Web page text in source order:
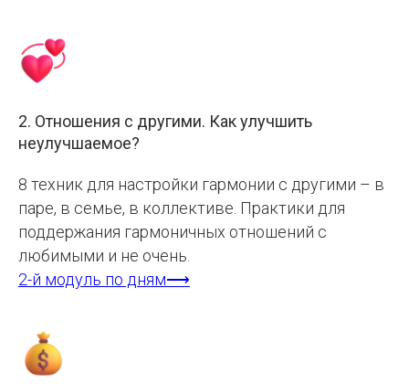
2. Отношения с другими. Как улучшить
неулучшаемое?
8 техник для настройки гармонии с другими – в
паре, в семье, в коллективе. Практики для
поддержания гармоничных отношений с
любимыми и не очень.
2-й модуль по дням⟶